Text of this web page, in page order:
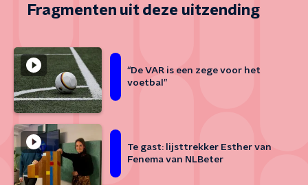
Fragmenten uit deze uitzending
“De VAR is een zege voor het
voetbal”
Te gast: lijsttrekker Esther van
Fenema van NLBeter